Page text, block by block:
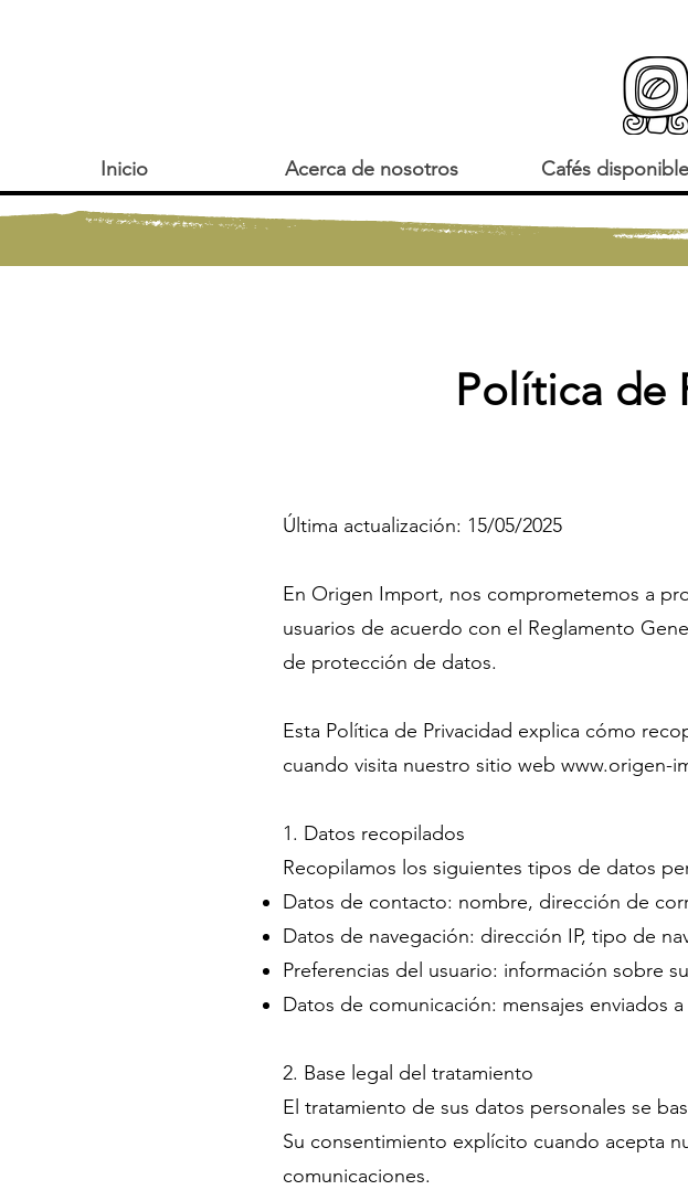
Inicio Acerca de nosotros Cafés
Política de
Última actualización: 15/05/2025
En Origen Import, nos comprometemos a
usuarios de acuerdo con el Reglamento
de protección de datos.
Esta Política de Privacidad explica cómo
cuando visita nuestro sitio web www.origen-
1. Datos recopilados
Recopilamos los siguientes tipos de datos
Datos de contacto: nombre, dirección de
Datos de navegación: dirección IP, tipo de
Preferencias del usuario: información sobre
Datos de comunicación: mensajes enviados
2. Base legal del tratamiento
El tratamiento de sus datos personales se
Su consentimiento explícito cuando acepta
comunicaciones.